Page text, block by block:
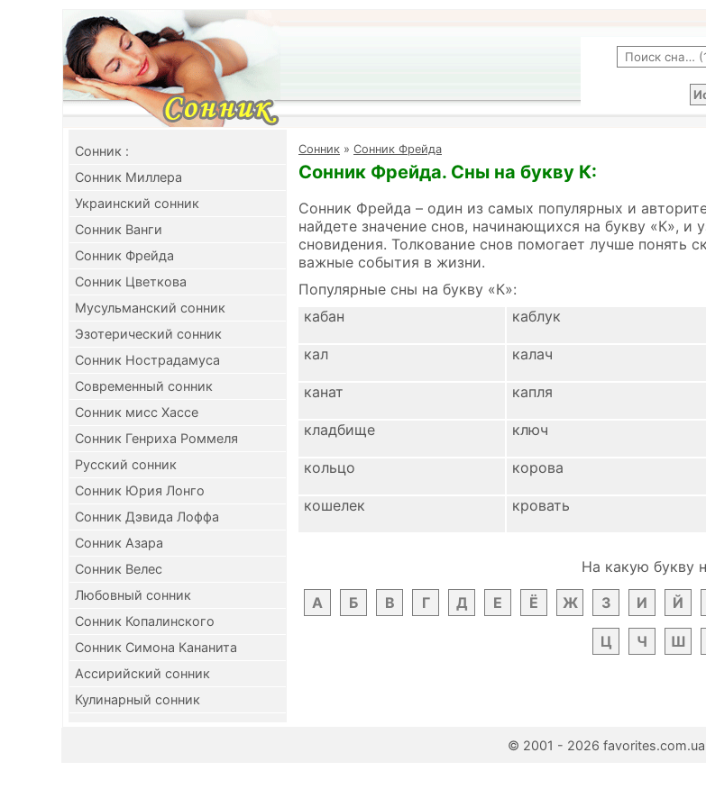
Cонник :
Сонник Миллера
Украинский сонник
Сонник Ванги
Сонник Фрейда
Сонник Цветкова
Мусульманский сонник
Эзотерический сонник
Сонник Нострадамуса
Современный сонник
Сонник мисс Хассе
Сонник Генриха Роммеля
Русский сонник
Сонник Юрия Лонго
Сонник Дэвида Лоффа
Сонник Азара
Сонник Велес
Любовный сонник
Сонник Копалинского
Сонник Симона Кананита
Ассирийский сонник
Кулинарный сонник
Cонник » Сонник Фрейда
Сонник Фрейда. Сны на букву К:
Сонник Фрейда – один из самых популярных и
найдете значение снов, начинающихся на букву «К», и
сновидения. Толкование снов помогает лучше понять
важные события в жизни.
Популярные сны на букву «К»:
кабан
каблук
кал калач
канат капля
кладбище ключ
кольцо корова
кошелек кровать
На какую букву
А
Б В Г Д Е Ё Ж З И Й
Ц Ч Ш
© 2001 - 2026 favorites.com.ua